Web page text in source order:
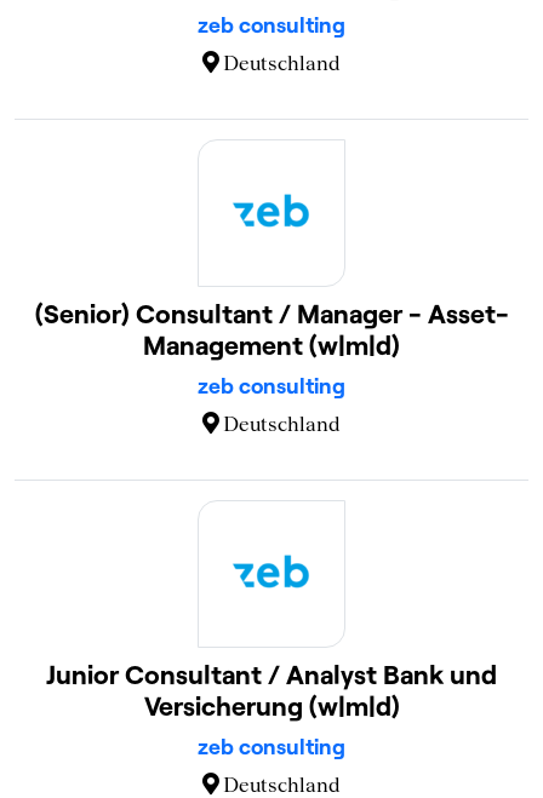
zeb consulting
Deutschland
(Senior) Consultant / Manager - Asset-
Management (w|m|d)
zeb consulting
Deutschland
Junior Consultant / Analyst Bank und
Versicherung (w|m|d)
zeb consulting
Deutschland